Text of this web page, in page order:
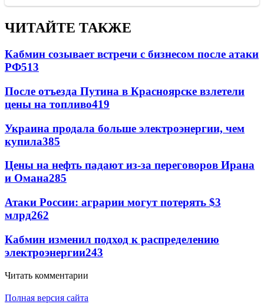
ЧИТАЙТЕ ТАКЖЕ
Кабмин созывает встречи с бизнесом после атаки
РФ513
После отъезда Путина в Красноярске взлетели
цены на топливо419
Украина продала больше электроэнергии, чем
купила385
Цены на нефть падают из-за переговоров Ирана
и Омана285
Атаки России: аграрии могут потерять $3
млрд262
Кабмин изменил подход к распределению
электроэнергии243
Читать комментарии
Полная версия сайта